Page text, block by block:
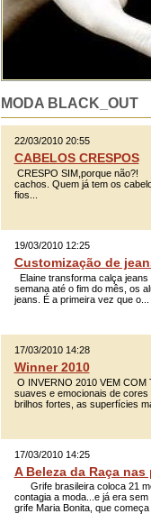
MODA BLACK_OUT
22/03/2010 20:55
CABELOS CRESPOS
CRESPO SIM,porque não?!
cachos. Quem já tem os
fios...
19/03/2010 12:25
Customização de
Elaine transforma calça
semana até o fim do mês, os
jeans. É a primeira vez que o...
17/03/2010 14:28
Winner 2010
O INVERNO 2010 VEM
suaves e emocionais de cores
brilhos fortes, as superfícies
17/03/2010 14:25
A Beleza da Raça
Grife brasileira coloca 21
contagia a moda...e já era
grife Maria Bonita, que começa